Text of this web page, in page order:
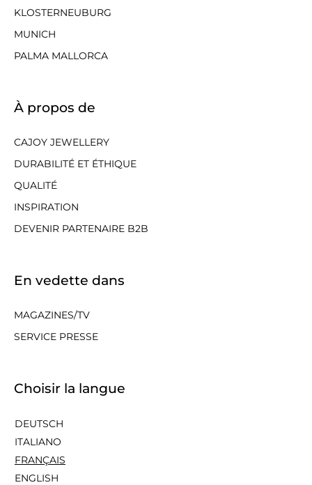
KLOSTERNEUBURG
MUNICH
PALMA MALLORCA
À propos de
CAJOY JEWELLERY
DURABILITÉ ET ÉTHIQUE
QUALITÉ
INSPIRATION
DEVENIR PARTENAIRE B2B
En vedette dans
MAGAZINES/TV
SERVICE PRESSE
Choisir la langue
DEUTSCH
ITALIANO
FRANÇAIS
ENGLISH